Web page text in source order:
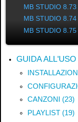
MB STUDIO 8.73
MB STUDIO 8.74
MB STUDIO 8.75
GUIDA
CANZONI (23)
PLAYLIST (19)